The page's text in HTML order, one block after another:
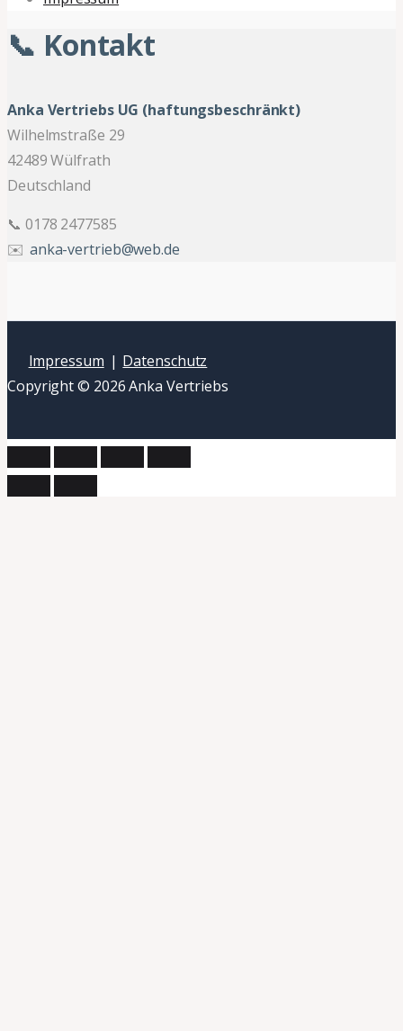
📞 Kontakt
Anka Vertriebs UG (haftungsbeschränkt)
Wilhelmstraße 29
42489 Wülfrath
Deutschland
📞 0178 2477585
✉️ anka-vertrieb@web.de
Impressum | Datenschutz
Copyright © 2026 Anka Vertriebs